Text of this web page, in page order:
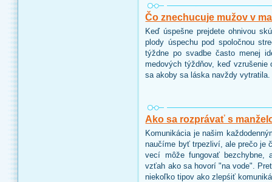
Čo znechucuje mužov v
Keď úspešne prejdete ohnivou
plody úspechu pod spoločnou
týždne po svadbe často menej
medových týždňov, keď vzrušenie
sa akoby sa láska navždy vytratila.
Ako sa rozprávať s
Komunikácia je našim
naučíme byť trpezliví, ale prečo je
vecí môže fungovať bezchybne,
vzťah ako sa hovorí "na vode".
niekoľko tipov ako zlepśiť